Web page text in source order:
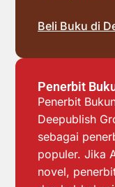
Beli Buku di
Penerbit
Penerbit
Deepublish
sebagai
populer. Jika
novel,